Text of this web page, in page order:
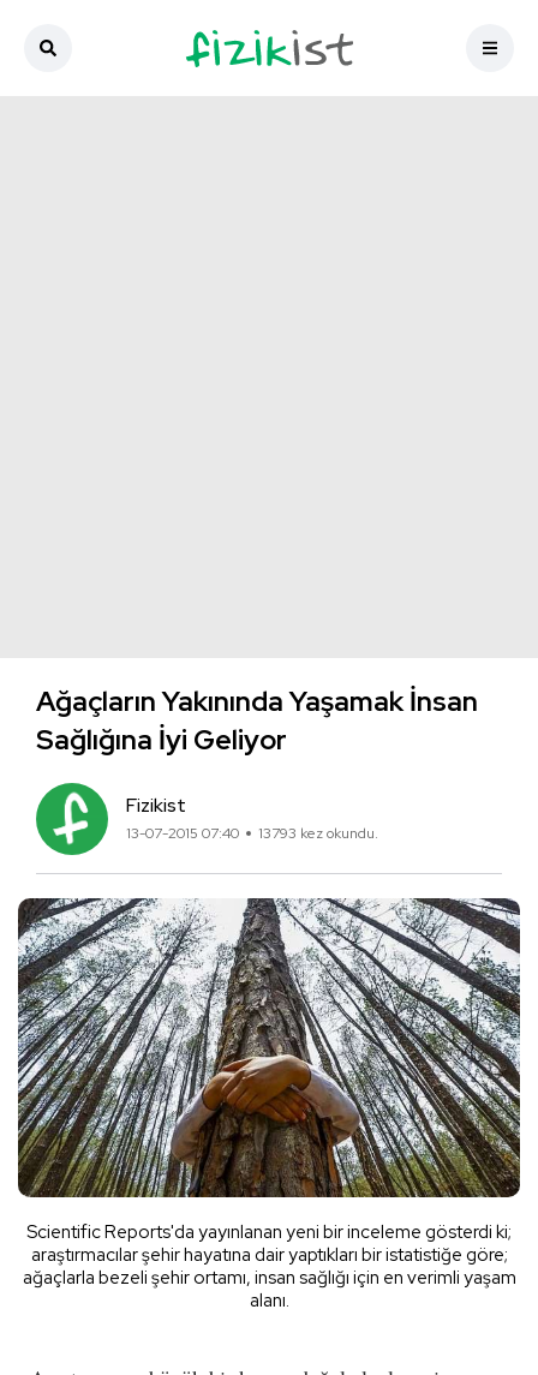
Ağaçların Yakınında Yaşamak İnsan
Sağlığına İyi Geliyor
Fizikist
13-07-2015 07:40 13793 kez okundu.
Scientific Reports'da yayınlanan yeni bir inceleme gösterdi ki;
araştırmacılar şehir hayatına dair yaptıkları bir istatistiğe göre;
ağaçlarla bezeli şehir ortamı, insan sağlığı için en verimli yaşam
alanı.